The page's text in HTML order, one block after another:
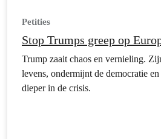
Petities
Stop Trumps greep op
Trump zaait chaos en vernieling.
levens, ondermijnt de democratie
dieper in de crisis.